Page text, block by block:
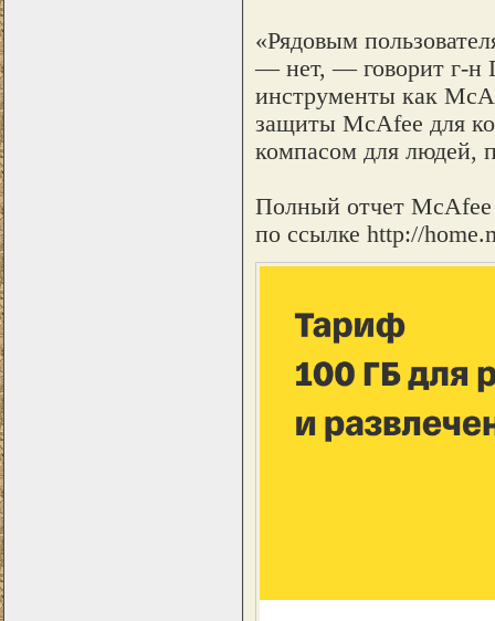
«Рядовым
— нет, — говорит г-н
инструменты как
защиты McAfee для
компасом для людей,
Полный отчет McAfee
по ссылке http://